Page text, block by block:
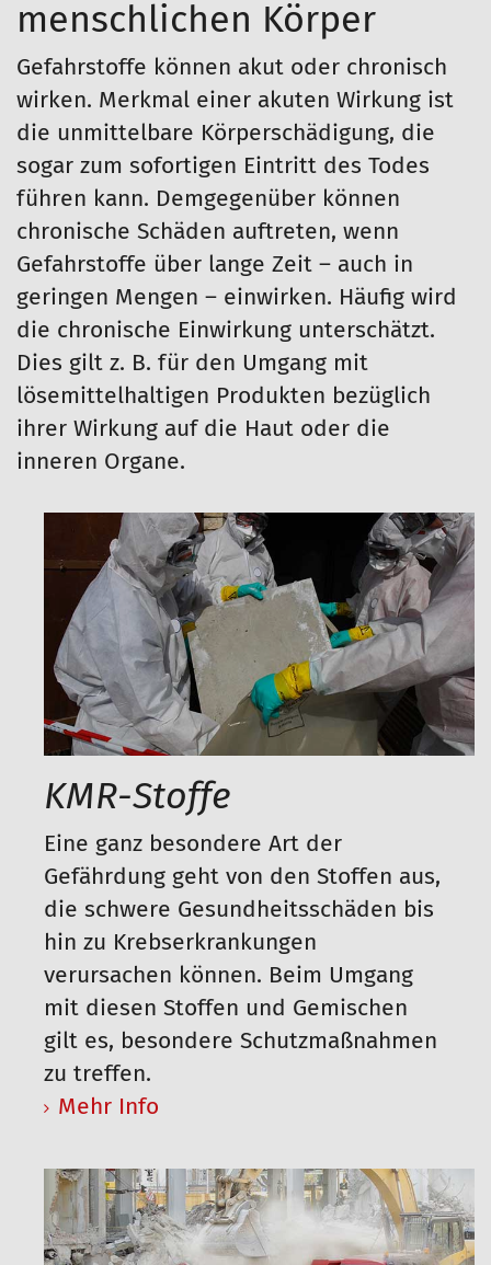
menschlichen Körper
Gefahrstoffe können akut oder chronisch
wirken. Merkmal einer akuten Wirkung ist
die unmittelbare Körperschädigung, die
sogar zum sofortigen Eintritt des Todes
führen kann. Demgegenüber können
chronische Schäden auftreten, wenn
Gefahrstoffe über lange Zeit – auch in
geringen Mengen – einwirken. Häufig wird
die chronische Einwirkung unterschätzt.
Dies gilt z. B. für den Umgang mit
lösemittelhaltigen Produkten bezüglich
ihrer Wirkung auf die Haut oder die
inneren Organe.
KMR-Stoffe
Eine ganz besondere Art der
Gefährdung geht von den Stoffen aus,
die schwere Gesundheitsschäden bis
hin zu Krebserkrankungen
verursachen können. Beim Umgang
mit diesen Stoffen und Gemischen
gilt es, besondere Schutzmaßnahmen
zu treffen.
Mehr Info